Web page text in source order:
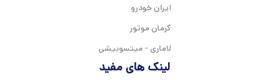
ایران خودرو
کرمان موتور
لاماری - میتسوبیشی
لینک های مفید